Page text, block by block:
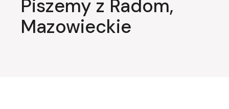
Piszemy z Radom,
Mazowieckie